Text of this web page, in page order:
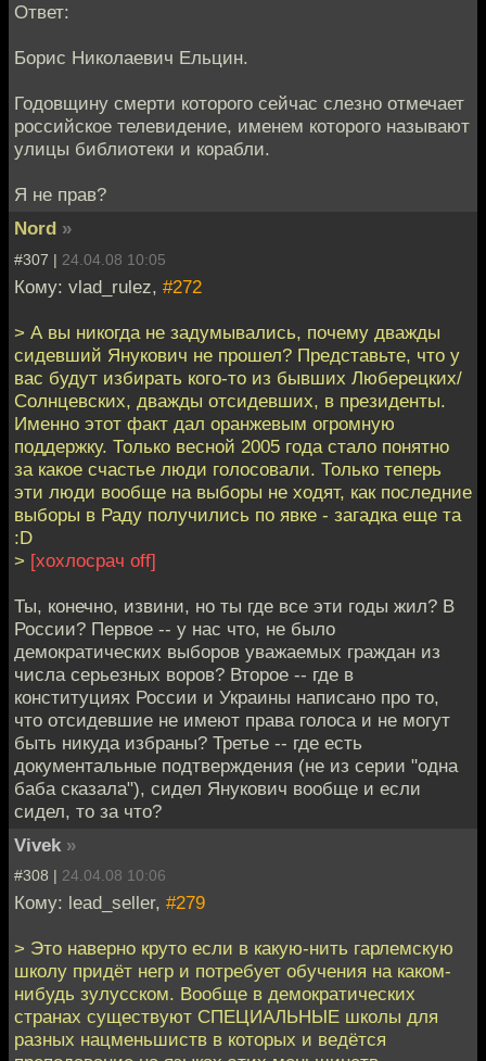
Ответ:
Борис Николаевич Ельцин.
Годовщину смерти которого сейчас слезно отмечает
российское телевидение, именем которого называют
улицы библиотеки и корабли.
Я не прав?
Nord »
#307 | 24.04.08 10:05
Кому: vlad_rulez, #272
> А вы никогда не задумывались, почему дважды
сидевший Янукович не прошел? Представьте, что у
вас будут избирать кого-то из бывших Люберецких/
Солнцевских, дважды отсидевших, в президенты.
Именно этот факт дал оранжевым огромную
поддержку. Только весной 2005 года стало понятно
за какое счастье люди голосовали. Только теперь
эти люди вообще на выборы не ходят, как последние
выборы в Раду получились по явке - загадка еще та
:D
> [хохлосрач off]
Ты, конечно, извини, но ты где все эти годы жил? В
России? Первое -- у нас что, не было
демократических выборов уважаемых граждан из
числа серьезных воров? Второе -- где в
конституциях России и Украины написано про то,
что отсидевшие не имеют права голоса и не могут
быть никуда избраны? Третье -- где есть
документальные подтверждения (не из серии "одна
баба сказала"), сидел Янукович вообще и если
сидел, то за что?
Vivek »
#308 | 24.04.08 10:06
Кому: lead_seller, #279
> Это наверно круто если в какую-нить гарлемскую
школу придёт негр и потребует обучения на каком-
нибудь зулусском. Вообще в демократических
странах существуют СПЕЦИАЛЬНЫЕ школы для
разных нацменьшиств в которых и ведётся